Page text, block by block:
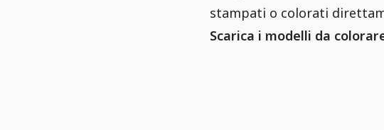
stampati o colorati
Scarica i modelli da